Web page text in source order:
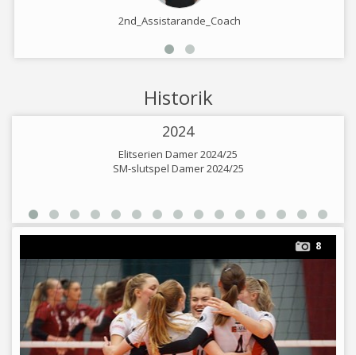
2nd_Assistarande_Coach
Historik
2024
Elitserien Damer 2024/25
SM-slutspel Damer 2024/25
8